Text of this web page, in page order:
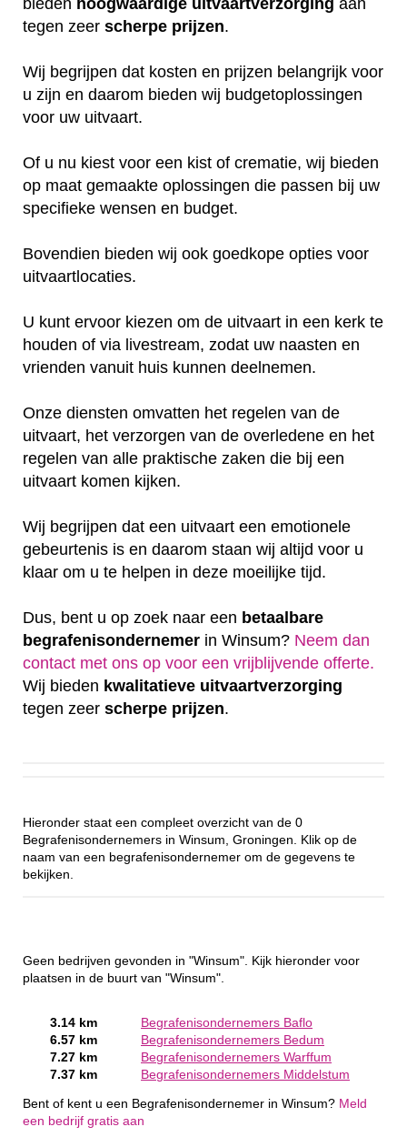
tegen zeer scherpe prijzen.
Wij begrijpen dat kosten en prijzen belangrijk voor
u zijn en daarom bieden wij budgetoplossingen
voor uw uitvaart.
Of u nu kiest voor een kist of crematie, wij bieden
op maat gemaakte oplossingen die passen bij uw
specifieke wensen en budget.
Bovendien bieden wij ook goedkope opties voor
uitvaartlocaties.
U kunt ervoor kiezen om de uitvaart in een kerk te
houden of via livestream, zodat uw naasten en
vrienden vanuit huis kunnen deelnemen.
Onze diensten omvatten het regelen van de
uitvaart, het verzorgen van de overledene en het
regelen van alle praktische zaken die bij een
uitvaart komen kijken.
Wij begrijpen dat een uitvaart een emotionele
gebeurtenis is en daarom staan wij altijd voor u
klaar om u te helpen in deze moeilijke tijd.
Dus, bent u op zoek naar een betaalbare
begrafenisondernemer in Winsum? Neem dan
contact met ons op voor een vrijblijvende offerte‎.
Wij bieden kwalitatieve uitvaartverzorging
tegen zeer scherpe prijzen.
Hieronder staat een compleet overzicht van de 0
Begrafenisondernemers in Winsum, Groningen. Klik op de
naam van een begrafenisondernemer om de gegevens te
bekijken.
Geen bedrijven gevonden in "Winsum". Kijk hieronder voor
plaatsen in de buurt van "Winsum".
3.14 km
Begrafenisondernemers Baflo
6.57 km
Begrafenisondernemers Bedum
7.27 km
Begrafenisondernemers Warffum
7.37 km
Begrafenisondernemers Middelstum
Bent of kent u een Begrafenisondernemer in Winsum? Meld
een bedrijf gratis aan